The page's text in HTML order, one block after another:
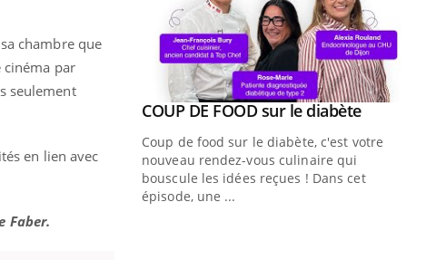
chambre que
cinéma par
seulement
en lien avec
Faber.
« jumeau
Youtube
COUP DE FOOD sur le diabèteYoutube
Coup de food sur le diabète, c'est votre
nouveau rendez-vous culinaire qui
bouscule les idées reçues ! Dans cet
épisode, une ...